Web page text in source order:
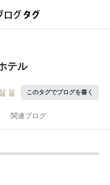
テル
このタグでブログを書く
関連ブログ